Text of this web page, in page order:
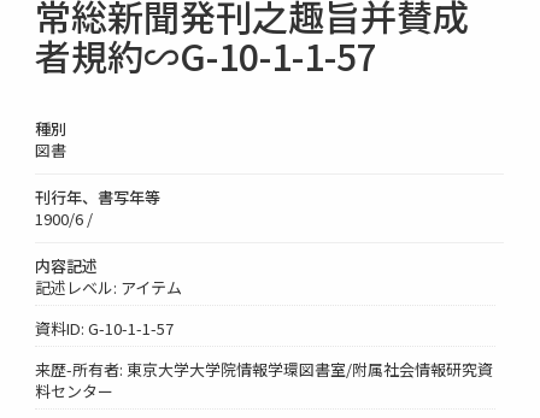
常総新聞発刊之趣旨并賛成
者規約∽G-10-1-1-57
種別
図書
刊行年、書写年等
1900/6 /
内容記述
記述レベル: アイテム
資料ID: G-10-1-1-57
来歴-所有者: 東京大学大学院情報学環図書室/附属社会情報研究資
料センター